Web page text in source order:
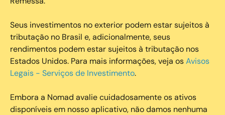
Seus investimentos no exterior podem estar sujeitos à
tributação no Brasil e, adicionalmente, seus
rendimentos podem estar sujeitos à tributação nos
Estados Unidos. Para mais informações, veja osAvisos
Legais - Serviços de Investimento.
Embora a Nomad avalie cuidadosamente os ativos
disponíveis em nosso aplicativo, não damos nenhuma